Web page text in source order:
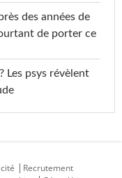
des années de
de porter ce
Les psys révèlent
Recrutement